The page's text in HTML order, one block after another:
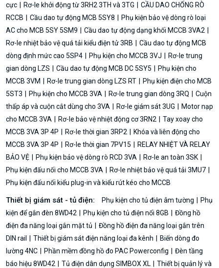
cực
Rơ-le khởi động từ 3RH2 3TH và 3TG
CẦU DAO CHỐNG RÒ
RCCB
Cầu dao tự động MCB 5SY8
Phụ kiện bảo vệ dòng rò loại
AC cho MCB 5SY 5SM9
Cầu dao tự động dạng khối MCCB 3VA2
Rơ-le nhiệt bảo vệ quá tải kiểu điện tử 3RB
Cầu dao tự động MCB
dòng định mức cao 5SP4
Phụ kiện cho MCCB 3VJ
Rơ-le trung
gian dòng LZS
Cầu dao tự động MCB DC 5SY5
Phụ kiện cho
MCCB 3VM
Rơ-le trung gian dòng LZS RT
Phụ kiện điện cho MCB
5ST3
Phụ kiện cho MCCB 3VA Rơ-le trung gian dòng 3RQ
Cuộn
thấp áp và cuộn cắt dùng cho 3VA
Rơ-le giám sát 3UG
Motor nạp
cho MCCB 3VA
Rơ-le bảo vệ nhiệt động cơ 3RN2
Tay xoay cho
MCCB 3VA 3P 4P
Rơ-le thời gian 3RP2
Khóa và liên động cho
MCCB 3VA 3P 4P
Rơ-le thời gian 7PV15
RELAY NHIỆT VÀ RELAY
BẢO VỆ
Phụ kiện bảo vệ dòng rò RCD 3VA
Rơ-le an toàn 3SK
Phụ kiện đấu nối cho MCCB 3VA
Rơ-le nhiệt bảo vệ quá tải 3MU7
Phụ kiện đấu nối kiểu plug-in và kiểu rút kéo cho MCCB
Thiết bị giám sát - tủ điện: Phụ kiện cho tủ điện âm tường
Phụ
kiện để gắn đèn 8WD42
Phụ kiện cho tủ điện nổi 8GB
Đồng hồ
điện đa năng loại gắn mặt tủ
Đồng hồ điện đa năng loại gắn trên
DIN rail
Thiết bị giám sát điện năng loại đa kênh
Biến dòng đo
lường 4NC
Phần mềm đồng hồ đo PAC Powerconfig
Đèn tầng
báo hiệu 8WD42
Tủ điện dân dụng SIMBOX XL Thiết bị quản lý và